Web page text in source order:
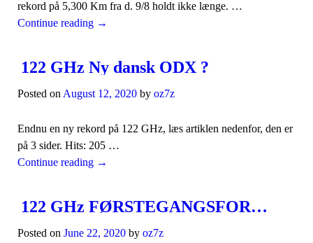
rekord på 5,300 Km fra d. 9/8 holdt ikke længe. …
Continue reading →
122 GHz Ny dansk ODX ?
Posted on August 12, 2020 by oz7z
Endnu en ny rekord på 122 GHz, læs artiklen nedenfor, den er
på 3 sider. Hits: 205 …
Continue reading →
122 GHz FØRSTEGANGSFORBINDELSE OZ – OZ
Posted on June 22, 2020 by oz7z